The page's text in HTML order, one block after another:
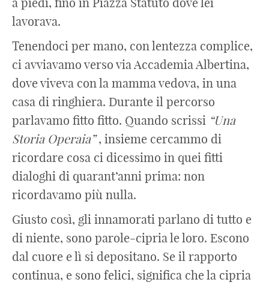
lavorava.
Tenendoci per mano, con lentezza complice,
ci avviavamo verso via Accademia Albertina,
dove viveva con la mamma vedova, in una
casa di ringhiera. Durante il percorso
parlavamo fitto fitto. Quando scrissi “Una
Storia Operaia”, insieme cercammo di
ricordare cosa ci dicessimo in quei fitti
dialoghi di quarant’anni prima: non
ricordavamo più nulla.
Giusto così, gli innamorati parlano di tutto e
di niente, sono parole-cipria le loro. Escono
dal cuore e lì si depositano. Se il rapporto
continua, e sono felici, significa che la cipria